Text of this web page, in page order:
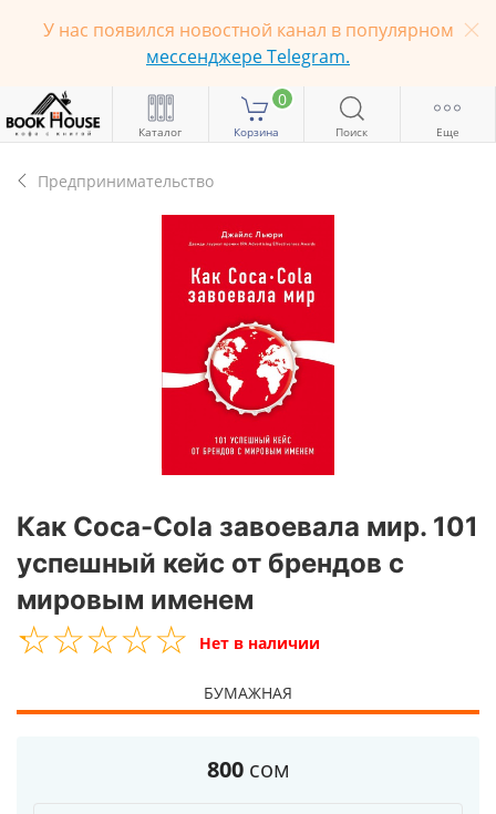
У нас появился новостной канал в популярном
мессенджере Telegram.
Каталог
0
Корзина Поиск Еще
Предпринимательство
Как Coca-Cola завоевала мир. 101
успешный кейс от брендов с
мировым именем
☆☆☆☆☆
★★★★★ Нет в наличии
БУМАЖНАЯ
800 сом